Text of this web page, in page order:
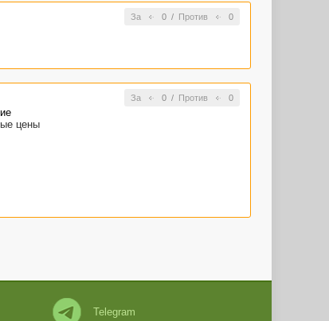
За 0/ Против 0
За 0/ Против 0
цены
Telegram